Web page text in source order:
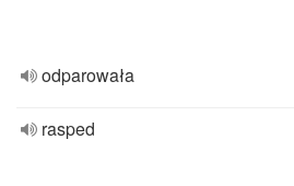
odparowała
rasped